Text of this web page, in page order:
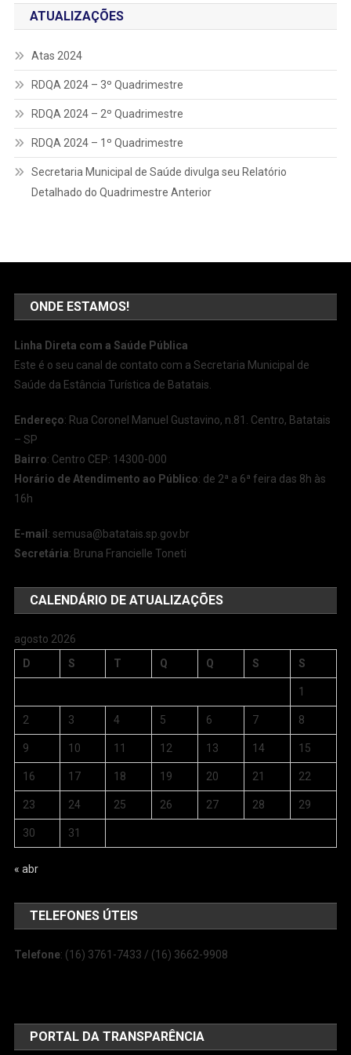
ATUALIZAÇÕES
Atas 2024
RDQA 2024 – 3º Quadrimestre
RDQA 2024 – 2º Quadrimestre
RDQA 2024 – 1º Quadrimestre
Secretaria Municipal de Saúde divulga seu Relatório
Detalhado do Quadrimestre Anterior
ONDE ESTAMOS!
Linha Direta com a Saúde Pública
Este é o seu canal de contato com a Secretaria Municipal de
Saúde da Estância Turística de Batatais.
Endereço: Rua Coronel Manuel Gustavino, n.81. Centro, Batatais
– SP
Bairro: Centro CEP: 14300-000
Horário de Atendimento ao Público: de 2ª a 6ª feira das 8h às
16h
E-mail :semusa@batatais.sp.gov.br
Secretária: Bruna Francielle Toneti
CALENDÁRIO DE ATUALIZAÇÕES
agosto 2026
D
S T Q Q S S
1
2 3 4 5 6 7 8
9 10 11 12 13 14 15
16 17 18 19 20 21 22
23 24 25 26 27 28 29
30 31
« abr
TELEFONES ÚTEIS
Telefone: (16) 3761-7433 / (16) 3662-9908
PORTAL DA TRANSPARÊNCIA